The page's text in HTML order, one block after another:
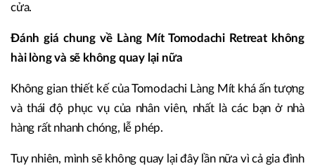
cửa.
Đánh giá chung về Làng Mít Tomodachi Retreat không
hài lòng và sẽ không quay lại nữa
Không gian thiết kế của Tomodachi Làng Mít khá ấn tượng
và thái độ phục vụ của nhân viên, nhất là các bạn ở nhà
hàng rất nhanh chóng, lễ phép.
Tuy nhiên, mình sẽ không quay lại đây lần nữa vì cả gia đình